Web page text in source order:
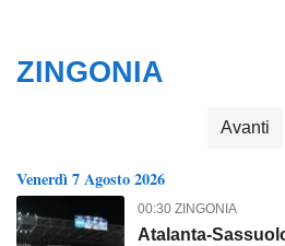
ZINGONIA
Avanti
Venerdì 7 Agosto 2026
00:30 ZINGONIA
Atalanta-